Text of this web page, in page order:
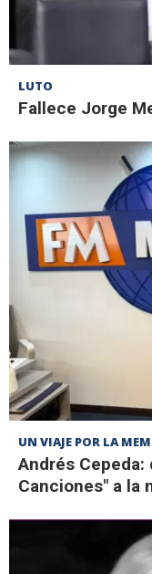
LUTO
Fallece Jorge
UN VIAJE POR LA
Andrés Cepeda:
Canciones" a la